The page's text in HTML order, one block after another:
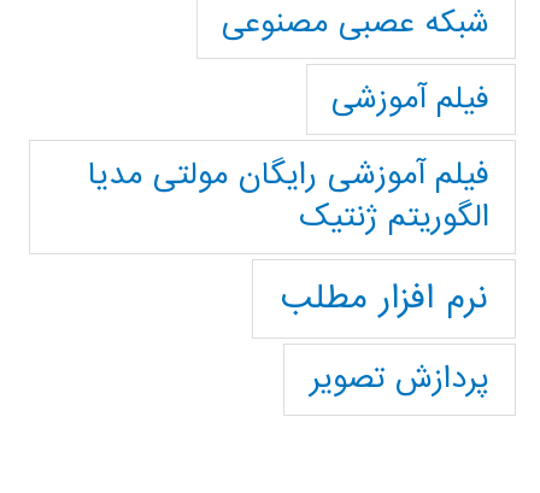
شبکه عصبی مصنوعی
فیلم آموزشی
فیلم آموزشی رایگان مولتی مدیا
الگوریتم ژنتیک
نرم افزار مطلب
پردازش تصویر